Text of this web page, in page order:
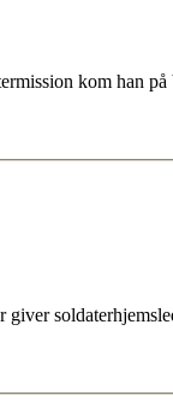
kom han
giver